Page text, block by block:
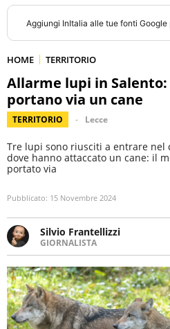
Aggiungi InItalia alle tue fonti Google
HOME TERRITORIO
Allarme lupi in
portano via un cane
TERRITORIO Lecce
Tre lupi sono riusciti a entrare nel
dove hanno attaccato un cane: il
portato via
Pubblicato: 15 Novembre 2024
Silvio Frantellizzi
GIORNALISTA
Giornalista pubblicista. Da
informazione sul web,
cronaca, motori, spettacolo